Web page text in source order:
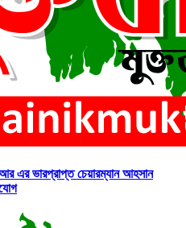
এর ভারপ্রাপ্ত চেয়ারম্যান আহসান